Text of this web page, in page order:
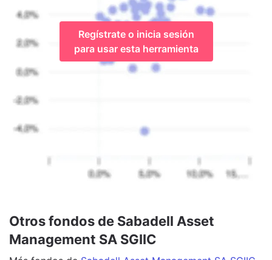
Regístrate o inicia sesión
para usar esta herramienta
Otros fondos de Sabadell Asset
Management SA SGIIC